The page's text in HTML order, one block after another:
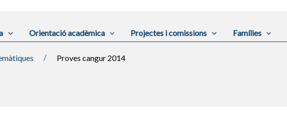
Orientació acadèmica Projectes i comissions Famílies
Proves cangur 2014